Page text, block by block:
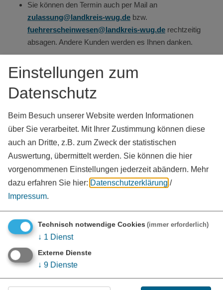
Sie können den Termin auch per Mail an
zulassung@landkreis-wug.de bzw.
fuehrerscheinwesen@landkreis-wug.de rechtzeitig
absagen. Andere Kunden werden es Ihnen danken.
Kontakt
Bahnhofstraße 2
91781 Weißenburg i. Bay.
Tel.:
09141 902-0
49°1'45.12''N 10°58'9.19''E
Einstellungen zum
Datenschutz
Beim Besuch unserer Website werden Informationen
über Sie verarbeitet. Mit Ihrer Zustimmung können diese
auch an Dritte, z.B. zum Zweck der statistischen
Auswertung, übermittelt werden. Sie können die hier
vorgenommenen Einstellungen jederzeit abändern. Mehr
dazu erfahren Sie hier: Datenschutzerklärung /
Impressum.
Technisch notwendige Cookies (immer erforderlich)
↓ 1 Dienst
Externe Dienste
↓ 9 Dienste